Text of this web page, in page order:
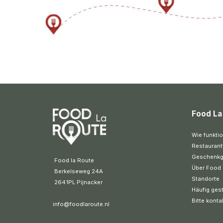
Food la Route
Berkelseweg 24A
2641PL Pijnacker
info@foodlaroute.nl
Food
Wie
Über Food
Standorte
Häufig
Bitte